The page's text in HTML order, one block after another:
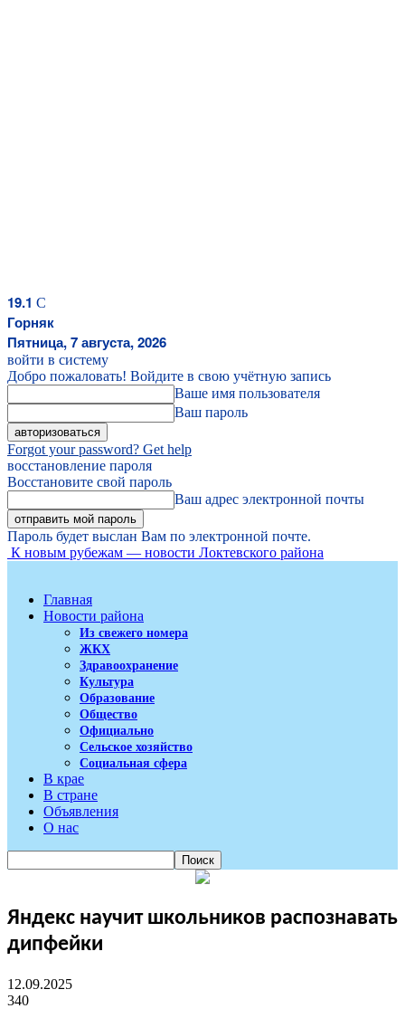
19.1 C
Горняк
Пятница, 7 августа, 2026
войти в систему
Добро пожаловать! Войдите в свою учётную запись
Ваше имя пользователя
Ваш пароль
Forgot your password? Get help
восстановление пароля
Восстановите свой пароль
Ваш адрес электронной почты
Пароль будет выслан Вам по электронной почте.
К новым рубежам — новости Локтевского района
Главная
Новости района
Из свежего номера
ЖКХ
Здравоохранение
Культура
Образование
Общество
Официально
Сельское хозяйство
Социальная сфера
В крае
В стране
Объявления
О нас
Яндекс научит школьников распознавать
дипфейки
12.09.2025
340